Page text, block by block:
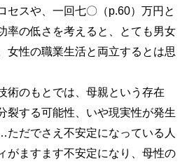
セスや、一回七〇（p.60）万円と
率の低さを考えると、とても男女
女性の職業生活と両立するとは思
のもとでは、母親という存在
裂する可能性、いや現実性が発生
ただでさえ不安定になっている人
がますます不安定になり、母性の